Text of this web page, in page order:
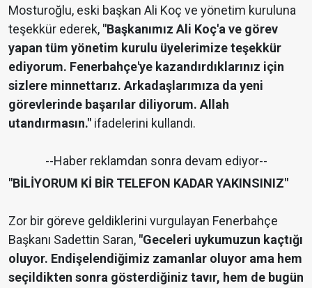
Mosturoğlu, eski başkan Ali Koç ve yönetim kuruluna
teşekkür ederek, "Başkanımız Ali Koç'a ve görev
yapan tüm yönetim kurulu üyelerimize teşekkür
ediyorum. Fenerbahçe'ye kazandırdıklarınız için
sizlere minnettarız. Arkadaşlarımıza da yeni
görevlerinde başarılar diliyorum. Allah
utandırmasın." ifadelerini kullandı.
--Haber reklamdan sonra devam ediyor--
"BİLİYORUM Kİ BİR TELEFON KADAR YAKINSINIZ"
Zor bir göreve geldiklerini vurgulayan Fenerbahçe
Başkanı Sadettin Saran, "Geceleri uykumuzun kaçtığı
oluyor. Endişelendiğimiz zamanlar oluyor ama hem
seçildikten sonra gösterdiğiniz tavır, hem de bugün